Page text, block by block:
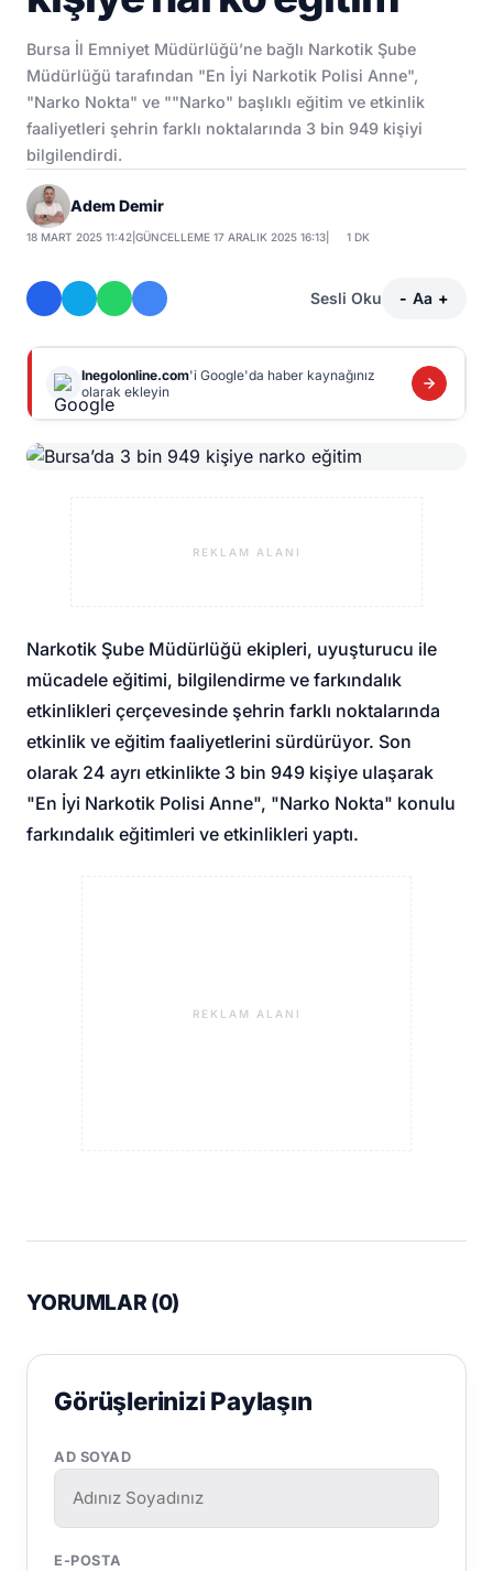
Bursa İl Emniyet Müdürlüğü’ne bağlı Narkotik Şube
Müdürlüğü tarafından "En İyi Narkotik Polisi Anne",
"Narko Nokta" ve ""Narko" başlıklı eğitim ve etkinlik
faaliyetleri şehrin farklı noktalarında 3 bin 949 kişiyi
bilgilendirdi.
Adem Demir
18 MART 2025 11:42 |GÜNCELLEME 17 ARALIK 2025 16:13 1 DK
Sesli Oku - Aa +
Inegolonline.com'i Google'da haber kaynağınız
olarak ekleyin
REKLAM ALANI
Narkotik Şube Müdürlüğü ekipleri, uyuşturucu ile
mücadele eğitimi, bilgilendirme ve farkındalık
etkinlikleri çerçevesinde şehrin farklı noktalarında
etkinlik ve eğitim faaliyetlerini sürdürüyor. Son
olarak 24 ayrı etkinlikte 3 bin 949 kişiye ulaşarak
"En İyi Narkotik Polisi Anne", "Narko Nokta" konulu
farkındalık eğitimleri ve etkinlikleri yaptı.
REKLAM ALANI
YORUMLAR (0)
Görüşlerinizi Paylaşın
AD SOYAD
E-POSTA